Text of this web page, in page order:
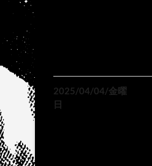
2025/04/04/金曜
日